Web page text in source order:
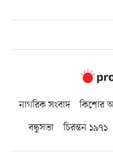
নাগরিক সংবাদ কিশোর
বন্ধুসভা
চিরন্তন ১৯৭১